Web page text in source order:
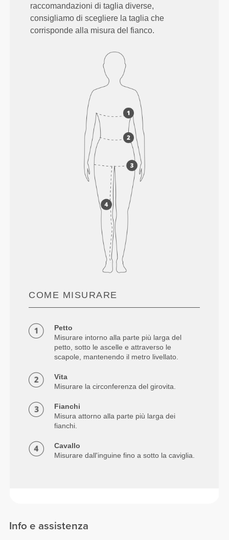
raccomandazioni di taglia diverse,
consigliamo di scegliere la taglia che
corrisponde alla misura del fianco.
COME MISURARE
Petto
Misurare intorno alla parte più larga del
petto, sotto le ascelle e attraverso le
scapole, mantenendo il metro livellato.
Vita
Misurare la circonferenza del girovita.
Fianchi
Misura attorno alla parte più larga dei
fianchi.
Cavallo
Misurare dall'inguine fino a sotto la caviglia.
Info e assistenza